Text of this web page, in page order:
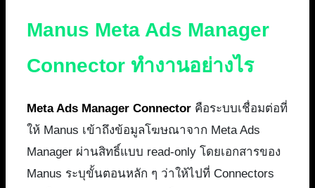
Manus Meta Ads Manager
Connector ทำงานอย่างไร
Meta Ads Manager Connector คือระบบเชื่อมต่อที่
ให้ Manus เข้าถึงข้อมูลโฆษณาจาก Meta Ads
Manager ผ่านสิทธิ์แบบ read-only โดยเอกสารของ
Manus ระบุขั้นตอนหลัก ๆ ว่าให้ไปที่ Connectors